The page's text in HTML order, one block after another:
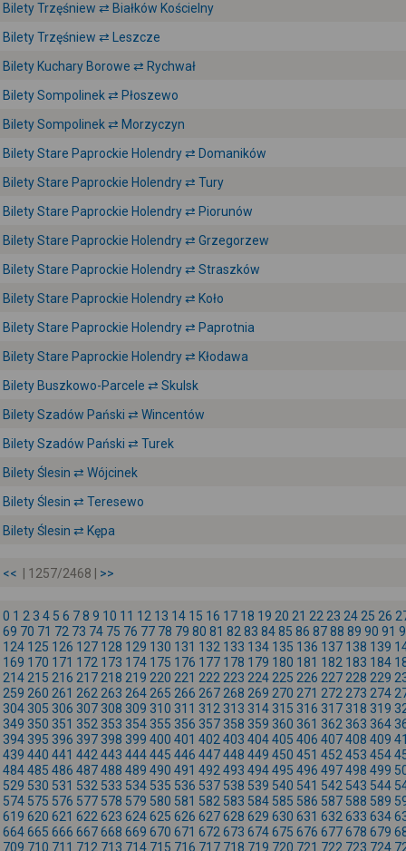
Bilety Trzęśniew ⇄ Białków Kościelny
Bilety Trzęśniew ⇄ Leszcze
Bilety Kuchary Borowe ⇄ Rychwał
Bilety Sompolinek ⇄ Płoszewo
Bilety Sompolinek ⇄ Morzyczyn
Bilety Stare Paprockie Holendry ⇄ Domaników
Bilety Stare Paprockie Holendry ⇄ Tury
Bilety Stare Paprockie Holendry ⇄ Piorunów
Bilety Stare Paprockie Holendry ⇄ Grzegorzew
Bilety Stare Paprockie Holendry ⇄ Straszków
Bilety Stare Paprockie Holendry ⇄ Koło
Bilety Stare Paprockie Holendry ⇄ Paprotnia
Bilety Stare Paprockie Holendry ⇄ Kłodawa
Bilety Buszkowo-Parcele ⇄ Skulsk
Bilety Szadów Pański ⇄ Wincentów
Bilety Szadów Pański ⇄ Turek
Bilety Ślesin ⇄ Wójcinek
Bilety Ślesin ⇄ Teresewo
Bilety Ślesin ⇄ Kępa
<< | 1257/2468 | >>
0 1 2 3 4 5 6 78 9 10 11 12 13 14 15 16 17 18 19 20 21 22 23 24 25 26
69 70 71 72 73 74 75 76 77 78 79 80 81 82 83 8485 86 8788 89 90 91
124 125 126 127 128 129 130 131 132 133 134 135 136 137 138 139
169 170 171 172 173 174 175 176 177 178 179 180 181 182 183 184
214 215 216 217 218 219 220 221 222 223 224 225 226 227 228 229
259 260 261 262 263 264 265 266 267 268 269 270 271 272 273 274
304 305 306 307 308 309 310 311 312 313 314 315 316 317 318 319
349 350 351 352 353 354 355 356 357 358 359 360 361 362 363 364
394 395 396 397 398 399 400 401 402 403 404405 406 407408 409
439 440 441 442 443 444445 446 447448 449 450 451 452 453 454
484485 486 487488 489 490 491 492 493 494495 496 497498 499
529 530 531 532 533 534 535 536 537 538 539 540 541 542 543 544
574 575 576 577 578 579 580 581 582 583 584 585 586 587 588 589
619 620 621 622 623 624625 626 627628 629 630 631 632 633 634
664665 666 667668 669 670 671 672 673 674675 676 677678 679
709 710 711 712 713 714 715 716 717 718 719 720 721 722 723 724